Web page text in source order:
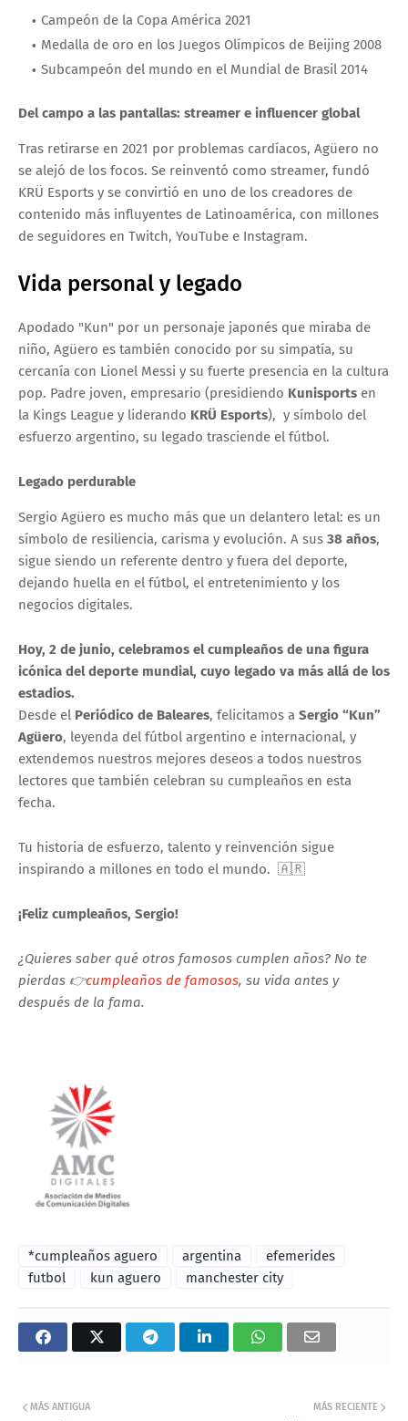
Campeón de la Copa América 2021
Medalla de oro en los Juegos Olímpicos de Beijing 2008
Subcampeón del mundo en el Mundial de Brasil 2014
Del campo a las pantallas: streamer e influencer global
Tras retirarse en 2021 por problemas cardíacos, Agüero no
se alejó de los focos. Se reinventó como streamer, fundó
KRÜ Esports y se convirtió en uno de los creadores de
contenido más influyentes de Latinoamérica, con millones
de seguidores en Twitch, YouTube e Instagram.
Vida personal y legado
Apodado "Kun" por un personaje japonés que miraba de
niño, Agüero es también conocido por su simpatía, su
cercanía con Lionel Messi y su fuerte presencia en la cultura
pop. Padre joven, empresario (presidiendo Kunisports en
la Kings League y liderando KRÜ Esports), y símbolo del
esfuerzo argentino, su legado trasciende el fútbol.
Legado perdurable
Sergio Agüero es mucho más que un delantero letal: es un
símbolo de resiliencia, carisma y evolución. A sus 38 años,
sigue siendo un referente dentro y fuera del deporte,
dejando huella en el fútbol, el entretenimiento y los
negocios digitales.
Hoy, 2 de junio, celebramos el cumpleaños de una figura
icónica del deporte mundial, cuyo legado va más allá de los
estadios.
Desde el Periódico de Baleares, felicitamos a Sergio “Kun”
Agüero, leyenda del fútbol argentino e internacional, y
extendemos nuestros mejores deseos a todos nuestros
lectores que también celebran su cumpleaños en esta
fecha.
Tu historia de esfuerzo, talento y reinvención sigue
inspirando a millones en todo el mundo. 🇦🇷
¡Feliz cumpleaños, Sergio!
¿Quieres saber qué otros famosos cumplen años? No te
pierdas 👉cumpleaños de famosos, su vida antes y
después de la fama.
*cumpleaños aguero argentina
efemerides
futbol
kun aguero manchester city
MÁS RECIENTE
MÁS ANTIGUA